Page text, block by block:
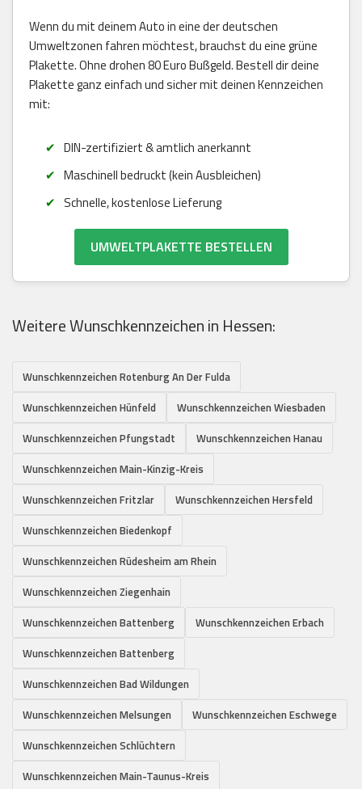
Wenn du mit deinem Auto in eine der deutschen
Umweltzonen fahren möchtest, brauchst du eine grüne
Plakette. Ohne drohen 80 Euro Bußgeld. Bestell dir deine
Plakette ganz einfach und sicher mit deinen Kennzeichen
mit:
DIN-zertifiziert & amtlich anerkannt
Maschinell bedruckt (kein Ausbleichen)
Schnelle, kostenlose Lieferung
UMWELTPLAKETTE BESTELLEN
Weitere Wunschkennzeichen in Hessen:
Wunschkennzeichen Rotenburg An Der Fulda
Wunschkennzeichen Hünfeld
Wunschkennzeichen Wiesbaden
Wunschkennzeichen Pfungstadt
Wunschkennzeichen Hanau
Wunschkennzeichen Main-Kinzig-Kreis
Wunschkennzeichen Fritzlar
Wunschkennzeichen Hersfeld
Wunschkennzeichen Biedenkopf
Wunschkennzeichen Rüdesheim am Rhein
Wunschkennzeichen Ziegenhain
Wunschkennzeichen Battenberg
Wunschkennzeichen Erbach
Wunschkennzeichen Battenberg
Wunschkennzeichen Bad Wildungen
Wunschkennzeichen Melsungen
Wunschkennzeichen Eschwege
Wunschkennzeichen Schlüchtern
Wunschkennzeichen Main-Taunus-Kreis